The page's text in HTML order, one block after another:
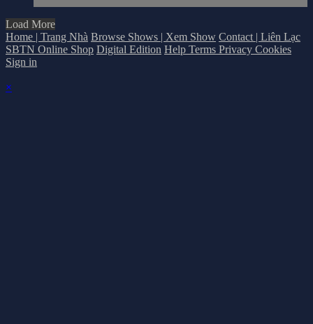
Load More
Home | Trang Nhà Browse Shows | Xem Show Contact | Liên Lạc
SBTN Online Shop Digital Edition Help Terms Privacy Cookies
Sign in
×